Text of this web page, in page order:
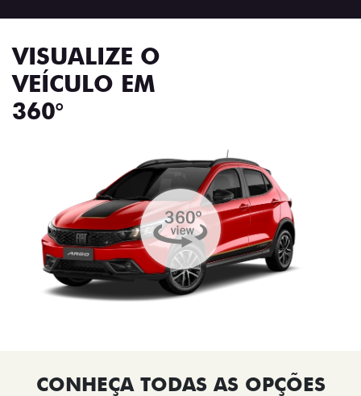
VISUALIZE O
VEÍCULO EM
360°